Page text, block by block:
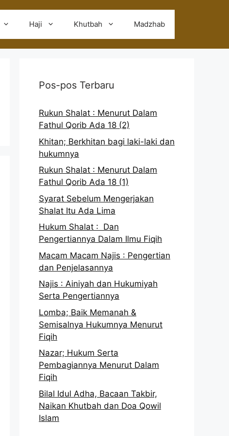
Haji Khutbah Madzhab
Pos-pos Terbaru
Rukun Shalat : Menurut Dalam
Fathul Qorib Ada 18 (2)
Khitan; Berkhitan bagi laki-laki dan
hukumnya
Rukun Shalat : Menurut Dalam
Fathul Qorib Ada 18 (1)
Syarat Sebelum Mengerjakan
Shalat Itu Ada Lima
Hukum Shalat : Dan
Pengertiannya Dalam Ilmu Fiqih
Macam Macam Najis : Pengertian
dan Penjelasannya
Najis : Ainiyah dan Hukumiyah
Serta Pengertiannya
Lomba; Baik Memanah &
Semisalnya Hukumnya Menurut
Fiqih
Nazar; Hukum Serta
Pembagiannya Menurut Dalam
Fiqih
Bilal Idul Adha, Bacaan Takbir,
Naikan Khutbah dan Doa Qowil
Islam